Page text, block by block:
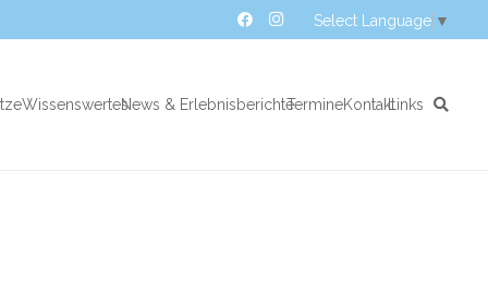
Select Language ▼
WissenswertesNews & ErlebnisberichteTermineKontaktLinks